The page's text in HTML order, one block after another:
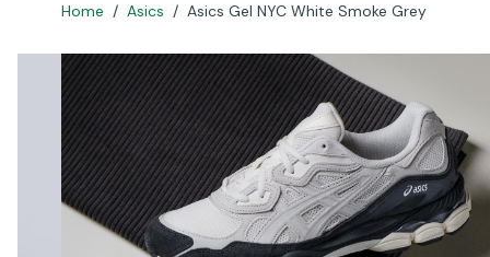
Home / Asics / Asics Gel NYC White Smoke Grey